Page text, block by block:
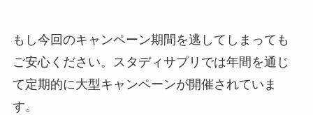
もし今回のキャンペーン期間を逃してしまっても
ご安心ください。スタディサプリでは年間を通じ
て定期的に大型キャンペーンが開催されていま
す。